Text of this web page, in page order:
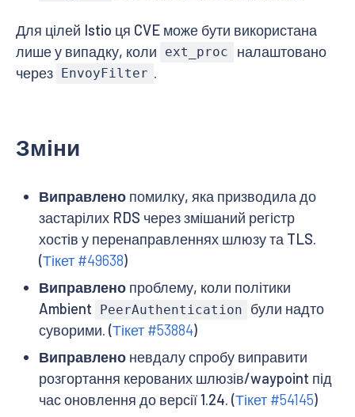
Для цілей Istio ця CVE може бути використана
лише у випадку, коли
ext_proc
налаштовано
через
EnvoyFilter .
Зміни
Виправленопомилку, яка призводила до
застарілих RDS через змішаний регістр
хостів у перенаправленнях шлюзу та TLS.
(Тікет #49638)
Виправленопроблему, коли політики
Ambient
PeerAuthentication
були надто
суворими. (Тікет #53884)
Виправленоневдалу спробу виправити
розгортання керованих шлюзів/waypoint під
час оновлення до версії 1.24. (Тікет #54145)